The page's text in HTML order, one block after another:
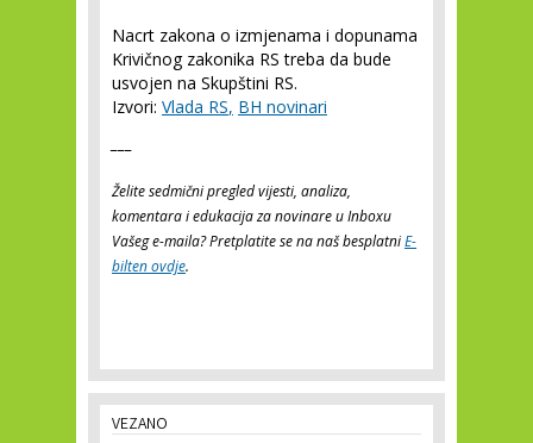
Nacrt zakona o izmjenama i dopunama
Krivičnog zakonika RS treba da bude
usvojen na Skupštini RS.
Izvori: Vlada RS, BH novinari
Želite sedmični pregled vijesti, analiza,
komentara i edukacija za novinare u Inboxu
Vašeg e-maila? Pretplatite se na naš besplatniE-
bilten ovdje.
VEZANO